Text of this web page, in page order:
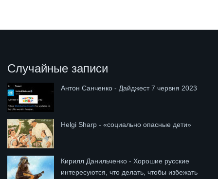
Случайные записи
Антон Санченко - Дайджест 7 червня 2023
Helgi Sharp - «социально опасные дети»
Кирилл Данильченко - Хорошие русские
интересуются, что делать, чтобы избежать